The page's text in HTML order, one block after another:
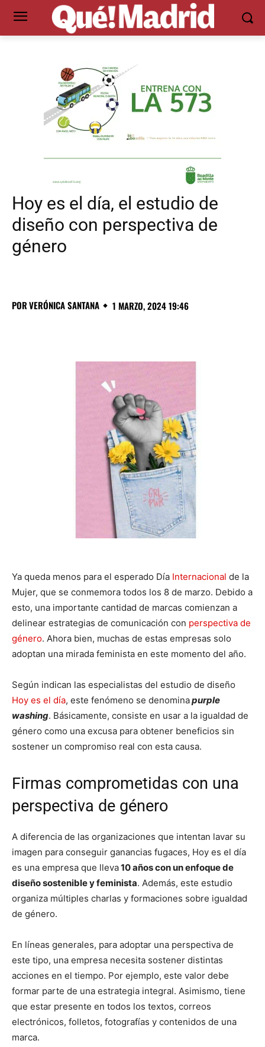
Hoy es el día, el estudio de
diseño con perspectiva de
género
PORVERÓNICA SANTANA 1 MARZO, 2024 19:46
Ya queda menos para el esperado Día Internacional de la
Mujer, que se conmemora todos los 8 de marzo. Debido a
esto, una importante cantidad de marcas comienzan a
delinear estrategias de comunicación con perspectiva de
género. Ahora bien, muchas de estas empresas solo
adoptan una mirada feminista en este momento del año.
Según indican las especialistas del estudio de diseño
Hoy es el día, este fenómeno se denominapurple
washing. Básicamente, consiste en usar a la igualdad de
género como una excusa para obtener beneficios sin
sostener un compromiso real con esta causa.
Firmas comprometidas con una
perspectiva de género
A diferencia de las organizaciones que intentan lavar su
imagen para conseguir ganancias fugaces, Hoy es el día
es una empresa que lleva10 años con un enfoque de
diseño sostenible y feminista. Además, este estudio
organiza múltiples charlas y formaciones sobre igualdad
de género.
En líneas generales, para adoptar una perspectiva de
este tipo, una empresa necesita sostener distintas
acciones en el tiempo. Por ejemplo, este valor debe
formar parte de una estrategia integral. Asimismo, tiene
que estar presente en todos los textos, correos
electrónicos, folletos, fotografías y contenidos de una
marca.